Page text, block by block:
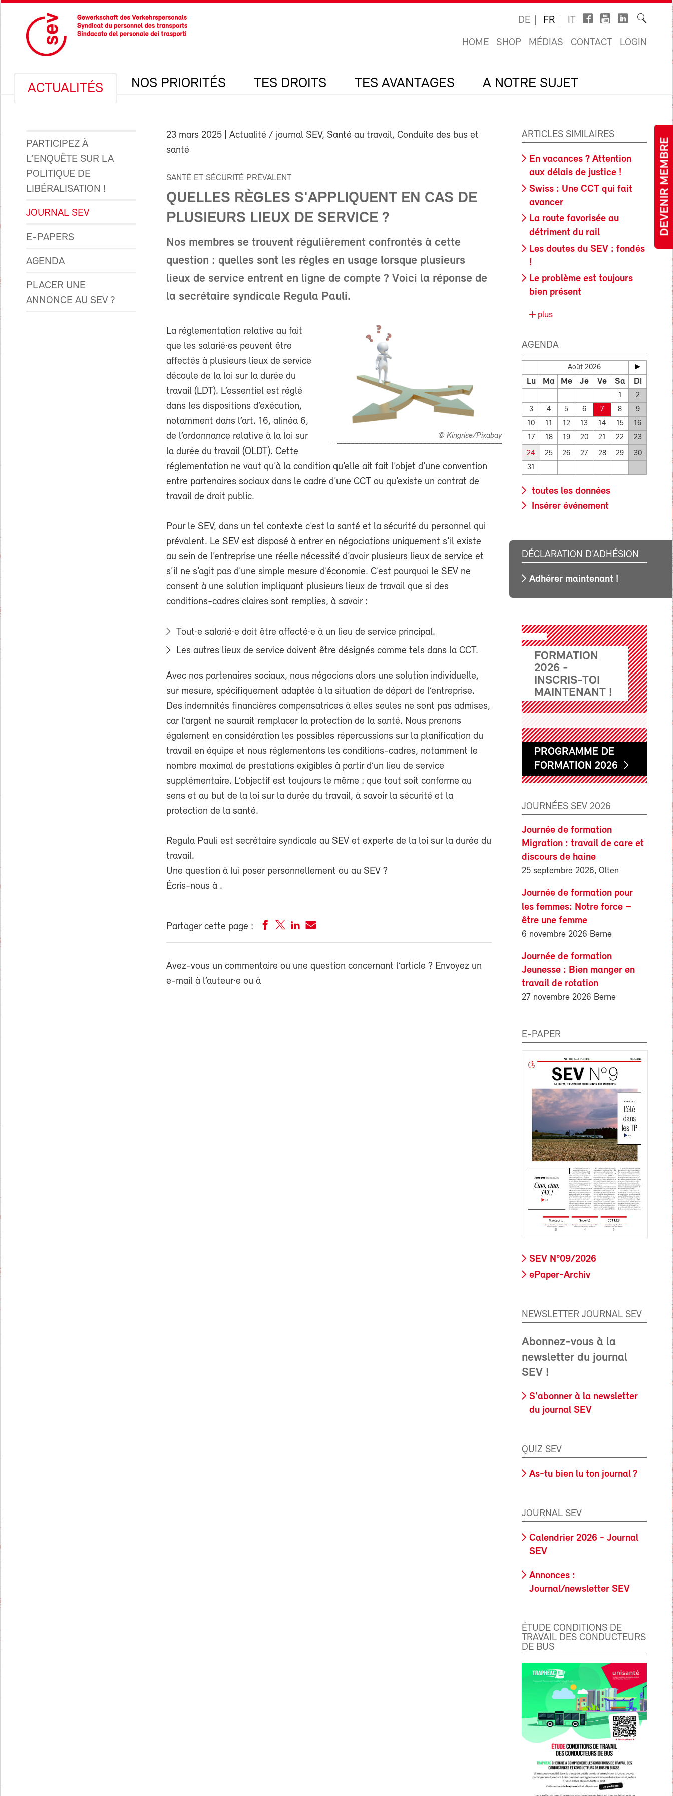
DEVENIR MEMBRE
DE FR IT
HOME SHOP MÉDIAS CONTACT LOGIN
ACTUALITÉS NOS PRIORITÉS TES DROITS TES AVANTAGES A NOTRE SUJET
PARTICIPEZ À
L’ENQUÊTE SUR LA
POLITIQUE DE
LIBÉRALISATION !
JOURNAL SEV
E-PAPERS
AGENDA
PLACER UNE
ANNONCE AU SEV ?
23 mars 2025 | Actualité / journal SEV, Santé au travail, Conduite des bus et
santé
SANTÉ ET SÉCURITÉ PRÉVALENT
QUELLES RÈGLES S'APPLIQUENT EN CAS DE
PLUSIEURS LIEUX DE SERVICE ?
Nos membres se trouvent régulièrement confrontés à cette
question : quelles sont les règles en usage lorsque plusieurs
lieux de service entrent en ligne de compte ? Voici la réponse de
la secrétaire syndicale Regula Pauli.
© Kingrise/Pixabay
La réglementation relative au fait
que les salarié·es peuvent être
affectés à plusieurs lieux de service
découle de la loi sur la durée du
travail (LDT). L’essentiel est réglé
dans les dispositions d’exécution,
notamment dans l’art. 16, alinéa 6,
de l’ordonnance relative à la loi sur
la durée du travail (OLDT). Cette
réglementation ne vaut qu’à la condition qu’elle ait fait l’objet d’une convention
entre partenaires sociaux dans le cadre d’une CCT ou qu’existe un contrat de
travail de droit public.
Pour le SEV, dans un tel contexte c’est la santé et la sécurité du personnel qui
prévalent. Le SEV est disposé à entrer en négociations uniquement s’il existe
au sein de l’entreprise une réelle nécessité d’avoir plusieurs lieux de service et
s’il ne s’agit pas d’une simple mesure d’économie. C’est pourquoi le SEV ne
consent à une solution impliquant plusieurs lieux de travail que si des
conditions-cadres claires sont remplies, à savoir :
Tout·e salarié·e doit être affecté·e à un lieu de service principal.
Les autres lieux de service doivent être désignés comme tels dans la CCT.
Avec nos partenaires sociaux, nous négocions alors une solution individuelle,
sur mesure, spécifiquement adaptée à la situation de départ de l’entreprise.
Des indemnités financières compensatrices à elles seules ne sont pas admises,
car l’argent ne saurait remplacer la protection de la santé. Nous prenons
également en considération les possibles répercussions sur la planification du
travail en équipe et nous réglementons les conditions-cadres, notamment le
nombre maximal de prestations exigibles à partir d’un lieu de service
supplémentaire. L’objectif est toujours le même : que tout soit conforme au
sens et au but de la loi sur la durée du travail, à savoir la sécurité et la
protection de la santé.
Regula Pauli est secrétaire syndicale au SEV et experte de la loi sur la durée du
travail.
Une question à lui poser personnellement ou au SEV ?
Écris-nous à .
Partager cette page :
Avez-vous un commentaire ou une question concernant l’article ? Envoyez un
e-mail à l’auteur·e ou à
ARTICLES SIMILAIRES
En vacances ? Attention
aux délais de justice !
Swiss : Une CCT qui fait
avancer
La route favorisée au
détriment du rail
Les doutes du SEV : fondés
!
Le problème est toujours
bien présent
plus
AGENDA
Août 2026
Lu Ma Me Je Ve Sa Di
1
2
3
4 5 6 7 8
9
10
11 12 13 14 15
16
17
18 19 20 21 22 23
24 25 26 27 28 29
30
31
toutes les données
Insérer événement
DÉCLARATION D’ADHÉSION
Adhérer maintenant !
FORMATION
2026 -
INSCRIS-TOI
MAINTENANT !
PROGRAMME DE
FORMATION 2026
JOURNÉES SEV 2026
Journée de formation
Migration : travail de care et
discours de haine
25 septembre 2026, Olten
Journée de formation pour
les femmes: Notre force –
être une femme
6 novembre 2026 Berne
Journée de formation
Jeunesse : Bien manger en
travail de rotation
27 novembre 2026 Berne
E-PAPER
SEV N°09/2026
ePaper-Archiv
NEWSLETTER JOURNAL SEV
Abonnez-vous à la
newsletter du journal
SEV !
S'abonner à la newsletter
du journal SEV
QUIZ SEV
As-tu bien lu ton journal ?
JOURNAL SEV
Calendrier 2026 - Journal
SEV
Annonces :
Journal/newsletter SEV
ÉTUDE CONDITIONS DE
TRAVAIL DES CONDUCTEURS
DE BUS